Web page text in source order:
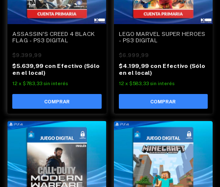
ASSASSIN'S CREED 4 BLACK
FLAG - PS3 DIGITAL
$9.399,99
$5.639,99 con Efectivo (Sólo
en el local)
12 x $783,33 sin interés
LEGO MARVEL SUPER HEROES
- PS3 DIGITAL
$6.999,99
$4.199,99 con Efectivo (Sólo
en el local)
12 x $583,33 sin interés